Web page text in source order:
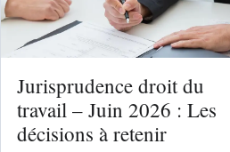
Jurisprudence droit du
travail – Juin 2026 : Les
décisions à retenir